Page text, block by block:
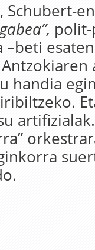
Schubert-
polit-
–beti
handia